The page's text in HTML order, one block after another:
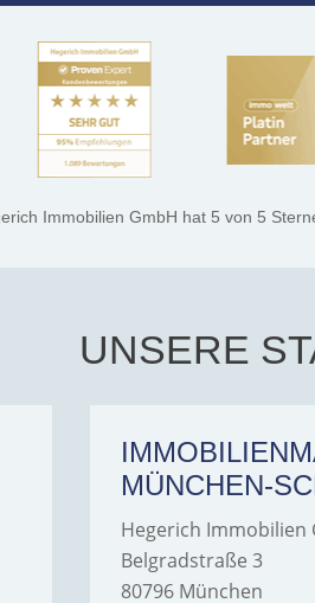
Immobilien GmbH hat 5 von 5
UNSERE
MÜNCHEN-
Hegerich Immobilien
Belgradstraße 3
80796 München